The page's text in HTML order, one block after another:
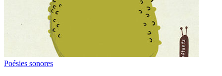
Poésies sonores